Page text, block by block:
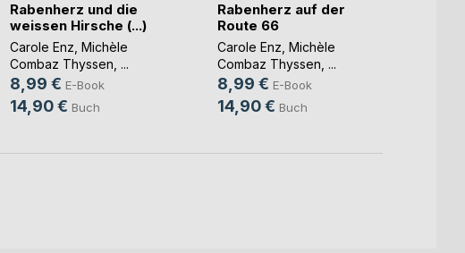
Rabenherz und die
weissen Hirsche (...)
Carole Enz Michèle
Combaz Thyssen , ...
8,99 € E-Book
14,90 € Buch
Rabenherz auf der
Route 66
Carole Enz Michèle
Combaz Thyssen , ...
8,99 € E-Book
14,90 € Buch